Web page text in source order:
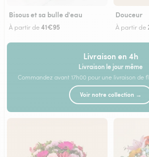
Bisous et sa bulle d'eau
À partir de41€95
Douceur
À partir de
Livraison en 4h
Livraison le jour même
Commandez avant 17h00 pour une livraison de
Voir notre collection →